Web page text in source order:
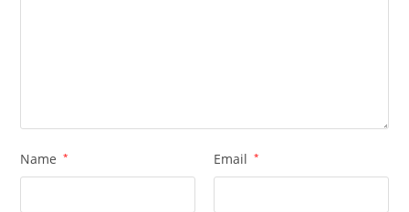
Name * Email *